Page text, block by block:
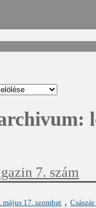
7. szám
május 17. szombat , Császár